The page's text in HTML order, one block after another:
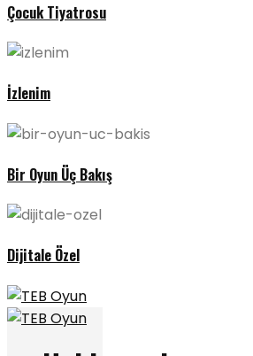
Çocuk Tiyatrosu
İzlenim
Bir Oyun Üç Bakış
Dijitale Özel